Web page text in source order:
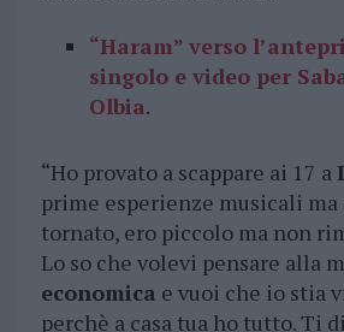
“Haram” verso
singolo e video per
Olbia.
“Ho provato a scappare ai 17 a
prime esperienze musicali ma
tornato, ero piccolo ma non
Lo so che volevi pensare alla
economica e vuoi che io stia
perchè a casa tua ho tutto. Ti